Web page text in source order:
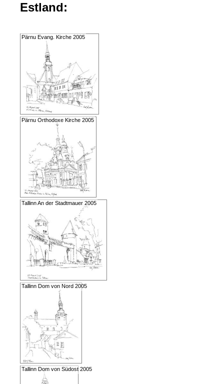
Estland:
Pärnu Evang. Kirche 2005
Pärnu Orthodoxe Kirche 2005
Tallinn An der Stadtmauer 2005
Tallinn Dom von Nord 2005
Tallinn Dom von Südost 2005